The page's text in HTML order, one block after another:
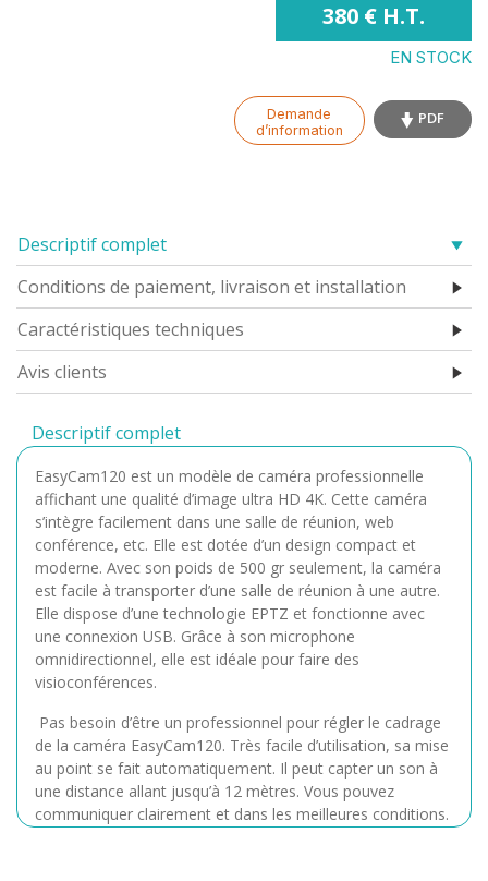
380 € H.T.
EN STOCK
Demande
d’information
PDF
Descriptif complet
Conditions de paiement, livraison et installation
Caractéristiques techniques
Avis clients
Descriptif complet
EasyCam120 est un modèle de caméra professionnelle
affichant une qualité d’image ultra HD 4K. Cette caméra
s’intègre facilement dans une salle de réunion, web
conférence, etc. Elle est dotée d’un design compact et
moderne. Avec son poids de 500 gr seulement, la caméra
est facile à transporter d’une salle de réunion à une autre.
Elle dispose d’une technologie EPTZ et fonctionne avec
une connexion USB. Grâce à son microphone
omnidirectionnel, elle est idéale pour faire des
visioconférences.
Pas besoin d’être un professionnel pour régler le cadrage
de la caméra EasyCam120. Très facile d’utilisation, sa mise
au point se fait automatiquement. Il peut capter un son à
une distance allant jusqu’à 12 mètres. Vous pouvez
communiquer clairement et dans les meilleures conditions.